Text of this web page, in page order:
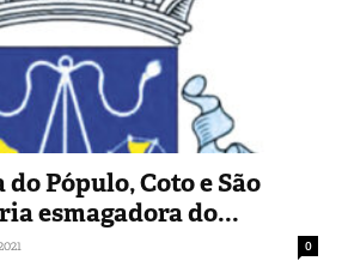
Pópulo, Coto e São
esmagadora do...
0